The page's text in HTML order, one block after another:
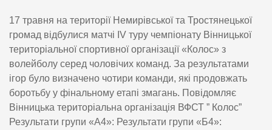
17 травня на території Немирівської та Тростянецької
громад відбулися матчі IV туру чемпіонату Вінницької
територіальної спортивної організації «Колос» з
волейболу серед чоловічих команд. За результатами
ігор було визначено чотири команди, які продовжать
боротьбу у фінальному етапі змагань. Повідомляє
Вінницька територіальна організація ВФСТ ” Колос”
Результати групи «А4»: Результати групи «Б4»: